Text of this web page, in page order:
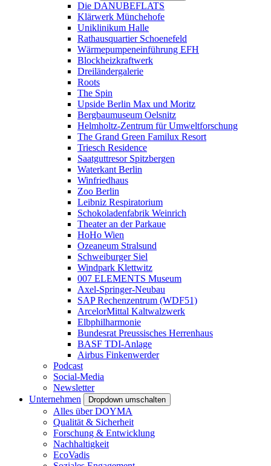
Die DANUBEFLATS
Klärwerk Münchehofe
Uniklinikum Halle
Rathausquartier Schoenefeld
Wärmepumpeneinführung EFH
Blockheizkraftwerk
Dreiländergalerie
Roots
The Spin
Upside Berlin Max und Moritz
Bergbaumuseum Oelsnitz
Helmholtz-Zentrum für Umweltforschung
The Grand Green Familux Resort
Triesch Residence
Saatguttresor Spitzbergen
Waterkant Berlin
Winfriedhaus
Zoo Berlin
Leibniz Respiratorium
Schokoladenfabrik Weinrich
Theater an der Parkaue
HoHo Wien
Ozeaneum Stralsund
Schweiburger Siel
Windpark Klettwitz
007 ELEMENTS Museum
Axel-Springer-Neubau
SAP Rechenzentrum (WDF51)
ArcelorMittal Kaltwalzwerk
Elbphilharmonie
Bundesrat Preussisches Herrenhaus
BASF TDI-Anlage
Airbus Finkenwerder
Podcast
Social-Media
Newsletter
Unternehmen
Dropdown umschalten
Alles über DOYMA
Qualität & Sicherheit
Forschung & Entwicklung
Nachhaltigkeit
EcoVadis